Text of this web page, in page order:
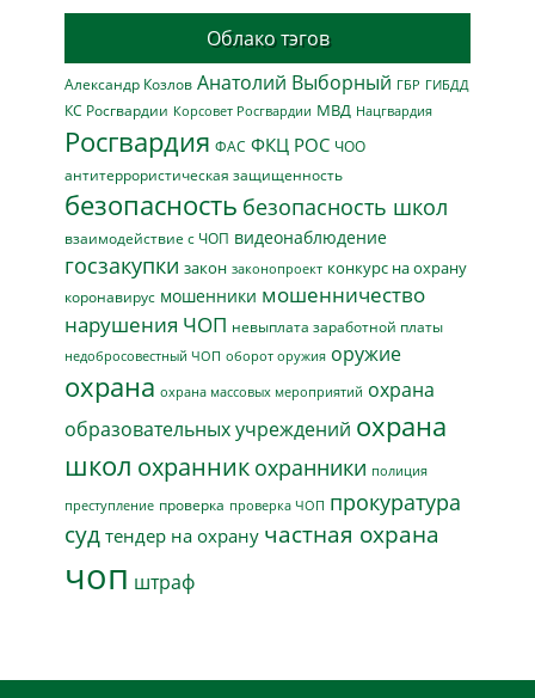
Облако тэгов
Александр Козлов Анатолий Выборный ГБР ГИБДД
КС Росгвардии Корсовет Росгвардии МВД Нацгвардия
Росгвардия ФАС ФКЦ РОС ЧОО
антитеррористическая защищенность
безопасность безопасность школ
взаимодействие с ЧОП видеонаблюдение
госзакупки закон законопроект конкурс на охрану
коронавирус мошенники мошенничество
нарушения ЧОП невыплата заработной платы
недобросовестный ЧОП оборот оружия оружие
охрана охрана массовых мероприятий охрана
образовательных учреждений охрана
школ охранник охранники полиция
преступление проверка проверка ЧОП прокуратура
суд тендер на охрану частная охрана
чоп штраф